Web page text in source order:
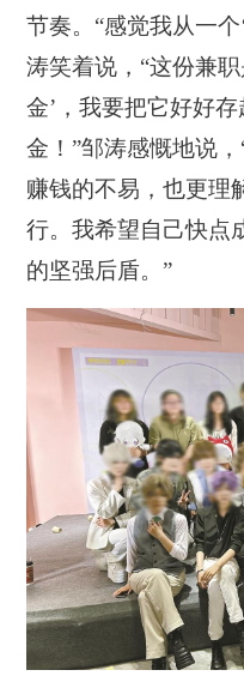
节奏。“感觉我从一个
涛笑着说，“这份兼
金’，我要把它好好
金！”邹涛感慨地说
赚钱的不易，也更理
行。我希望自己快点
的坚强后盾。”